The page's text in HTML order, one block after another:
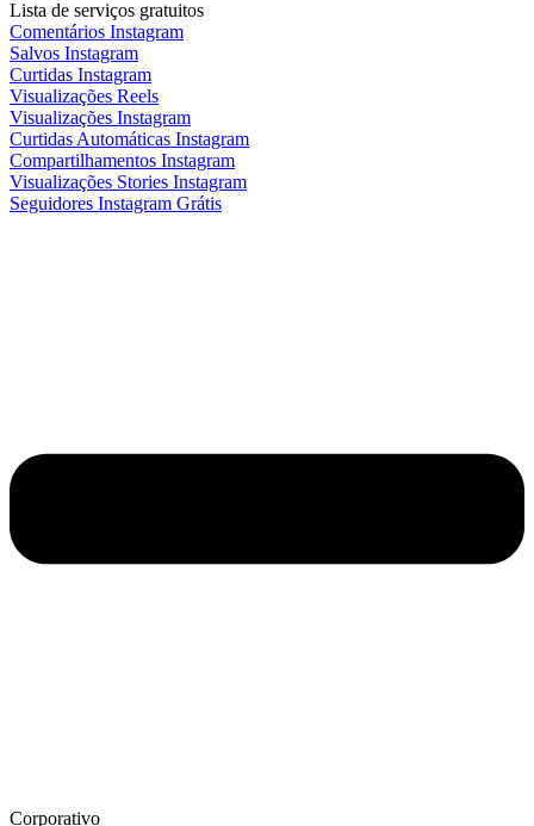
Lista de serviços gratuitos
Comentários Instagram
Salvos Instagram
Curtidas Instagram
Visualizações Reels
Visualizações Instagram
Curtidas Automáticas Instagram
Compartilhamentos Instagram
Visualizações Stories Instagram
Seguidores Instagram Grátis
Corporativo